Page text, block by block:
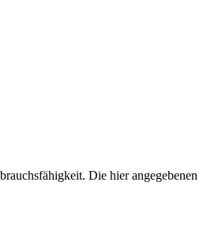
Die hier angegebenen